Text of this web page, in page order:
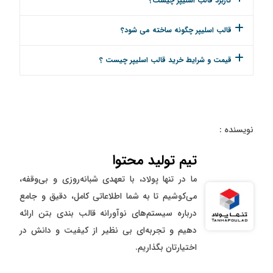
قالب اسلیپر چگونه ساخته می شود؟
قیمت و شرایط خرید قالب اسلیپر چیست ؟
نویسنده :
تیم تولید محتوا
ما در تنها پولاد، با تعهدی شبانه‌روزی و بی‌وقفه،
می‌کوشیم تا به شما اطلاعاتی کامل، دقیق و جامع
درباره سیستم‌های نوآورانه قالب بندی بتن ارائه
دهیم و تجربه‌ای بی نظیر از کیفیت و دانش در
اختیارتان بگذاریم.